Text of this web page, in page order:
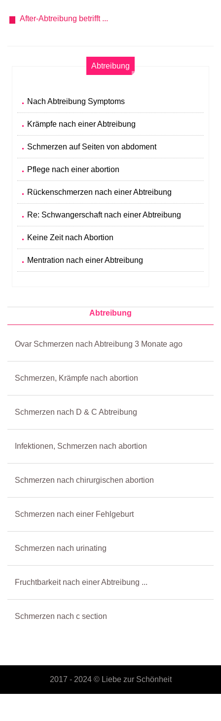
After-Abtreibung betrifft ...
Abtreibung
Nach Abtreibung Symptoms
Krämpfe nach einer Abtreibung
Schmerzen auf Seiten von abdoment
Pflege nach einer abortion
Rückenschmerzen nach einer Abtreibung
Re: Schwangerschaft nach einer Abtreibung
Keine Zeit nach Abortion
Mentration nach einer Abtreibung
Abtreibung
Ovar Schmerzen nach Abtreibung 3 Monate ago
Schmerzen, Krämpfe nach abortion
Schmerzen nach D & C Abtreibung
Infektionen, Schmerzen nach abortion
Schmerzen nach chirurgischen abortion
Schmerzen nach einer Fehlgeburt
Schmerzen nach urinating
Fruchtbarkeit nach einer Abtreibung ...
Schmerzen nach c section
2017 - 2024 © Liebe zur Schönheit